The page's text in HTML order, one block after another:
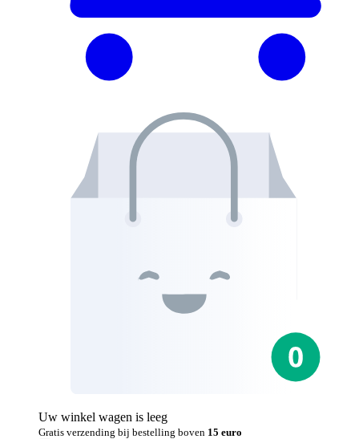
Uw winkel wagen is leeg
Gratis verzending bij bestelling boven 15 euro